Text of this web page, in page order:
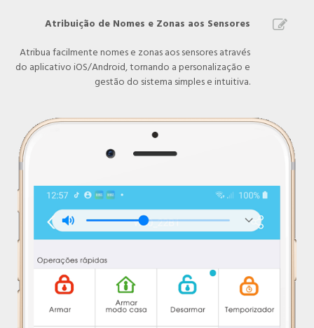
Atribuição de Nomes e Zonas aos Sensores
Atribua facilmente nomes e zonas aos sensores através
do aplicativo iOS/Android, tornando a personalização e
gestão do sistema simples e intuitiva.
